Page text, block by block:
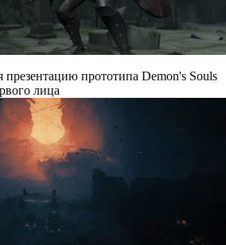
презентацию прототипа Demon's Souls
лица